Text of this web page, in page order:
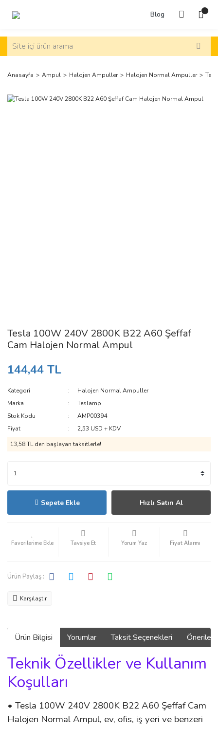
Blog
Anasayfa Ampul Halojen Ampuller Halojen Normal Ampuller
Tesla 100W 240V 2800K B22 A60 Şeffaf
Cam Halojen Normal Ampul
144,44 TL
Kategori
Halojen Normal Ampuller
Marka
Teslamp
Stok Kodu
AMP00394
Fiyat
2,53 USD + KDV
13,58 TL den başlayan taksitlerle!
Sepete Ekle Hızlı Satın Al
Tavsiye Et Yorum Yaz Fiyat Alarmı
Ürün Paylaş :
Karşılaştır
Ürün Bilgisi Yorumlar Taksit Seçenekleri
Teknik Özellikler ve Kullanım
Koşulları
• Tesla 100W 240V 2800K B22 A60 Şeffaf Cam
Halojen Normal Ampul, ev, ofis, iş yeri ve benzeri